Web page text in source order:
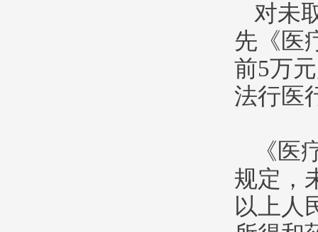
对未
先《医
前5万
法行医
《
规定，
以上人